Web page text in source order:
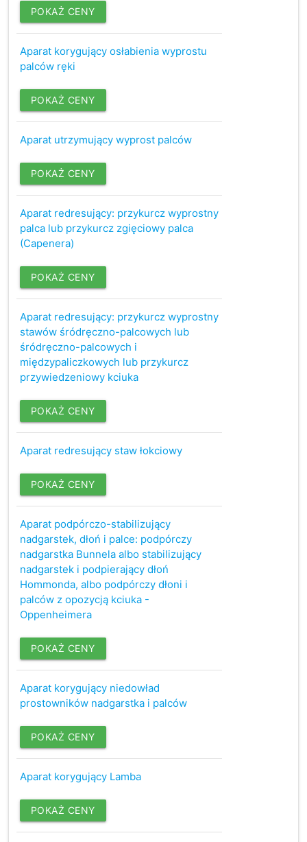
POKAŻ CENY
Aparat korygujący osłabienia wyprostu
palców ręki
POKAŻ CENY
Aparat utrzymujący wyprost palców
POKAŻ CENY
Aparat redresujący: przykurcz wyprostny
palca lub przykurcz zgięciowy palca
(Capenera)
POKAŻ CENY
Aparat redresujący: przykurcz wyprostny
stawów śródręczno-palcowych lub
śródręczno-palcowych i
międzypaliczkowych lub przykurcz
przywiedzeniowy kciuka
POKAŻ CENY
Aparat redresujący staw łokciowy
POKAŻ CENY
Aparat podpórczo-stabilizujący
nadgarstek, dłoń i palce: podpórczy
nadgarstka Bunnela albo stabilizujący
nadgarstek i podpierający dłoń
Hommonda, albo podpórczy dłoni i
palców z opozycją kciuka -
Oppenheimera
POKAŻ CENY
Aparat korygujący niedowład
prostowników nadgarstka i palców
POKAŻ CENY
Aparat korygujący Lamba
POKAŻ CENY